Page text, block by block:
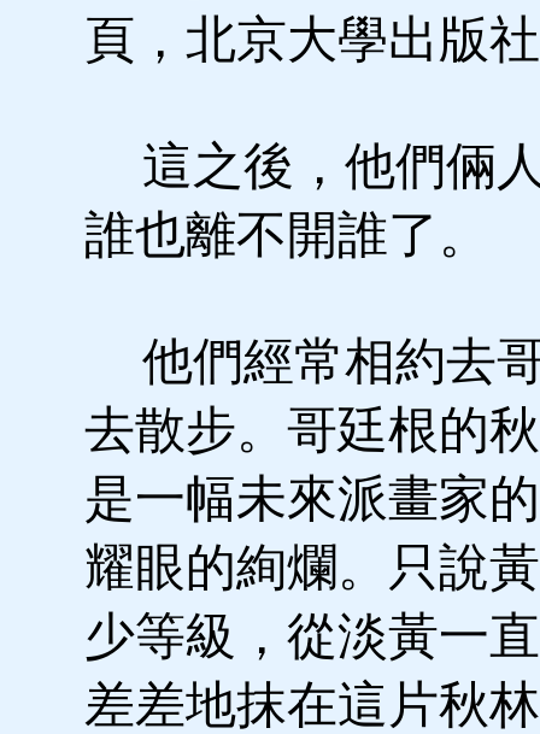
頁，北京大學出版
這之後，他們倆
誰也離不開誰了。
他們經常相約去
去散步。哥廷根的
是一幅未來派畫家
耀眼的絢爛。只說
少等級，從淡黃一
差差地抹在這片秋